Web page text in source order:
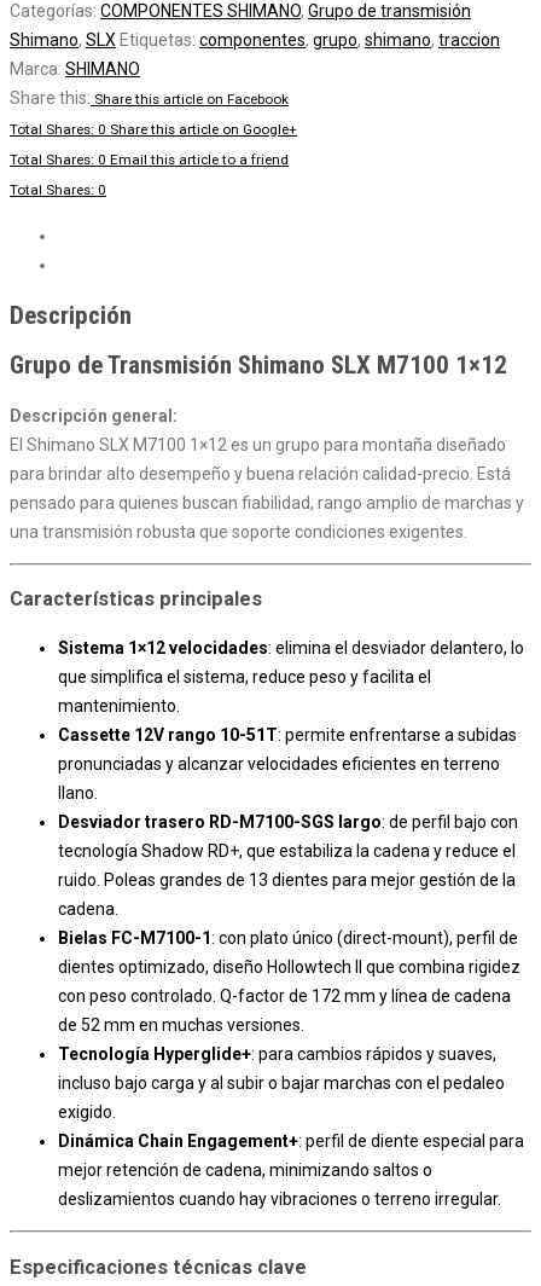
Shimano
SXL
M7100
1x12
vel.
cantidad
Categorías: COMPONENTES SHIMANO, Grupo de transmisión
Shimano, SLX Etiquetas: componentes, grupo, shimano, traccion
Marca: SHIMANO
Share this: Share this article on Facebook
Total Shares: 0 Share this article on Google+
Total Shares: 0 Email this article to a friend
Total Shares: 0
Descripción
Grupo de Transmisión Shimano SLX M7100 1×12
Descripción general:
El Shimano SLX M7100 1×12 es un grupo para montaña diseñado
para brindar alto desempeño y buena relación calidad-precio. Está
pensado para quienes buscan fiabilidad, rango amplio de marchas y
una transmisión robusta que soporte condiciones exigentes.
Características principales
Sistema 1×12 velocidades: elimina el desviador delantero, lo
que simplifica el sistema, reduce peso y facilita el
mantenimiento.
Cassette 12V rango 10-51T: permite enfrentarse a subidas
pronunciadas y alcanzar velocidades eficientes en terreno
llano.
Desviador trasero RD-M7100-SGS largo: de perfil bajo con
tecnología Shadow RD+, que estabiliza la cadena y reduce el
ruido. Poleas grandes de 13 dientes para mejor gestión de la
cadena.
Bielas FC-M7100-1: con plato único (direct-mount), perfil de
dientes optimizado, diseño Hollowtech II que combina rigidez
con peso controlado. Q-factor de 172 mm y línea de cadena
de 52 mm en muchas versiones.
Tecnología Hyperglide+: para cambios rápidos y suaves,
incluso bajo carga y al subir o bajar marchas con el pedaleo
exigido.
Dinámica Chain Engagement+: perfil de diente especial para
mejor retención de cadena, minimizando saltos o
deslizamientos cuando hay vibraciones o terreno irregular.
Especificaciones técnicas clave